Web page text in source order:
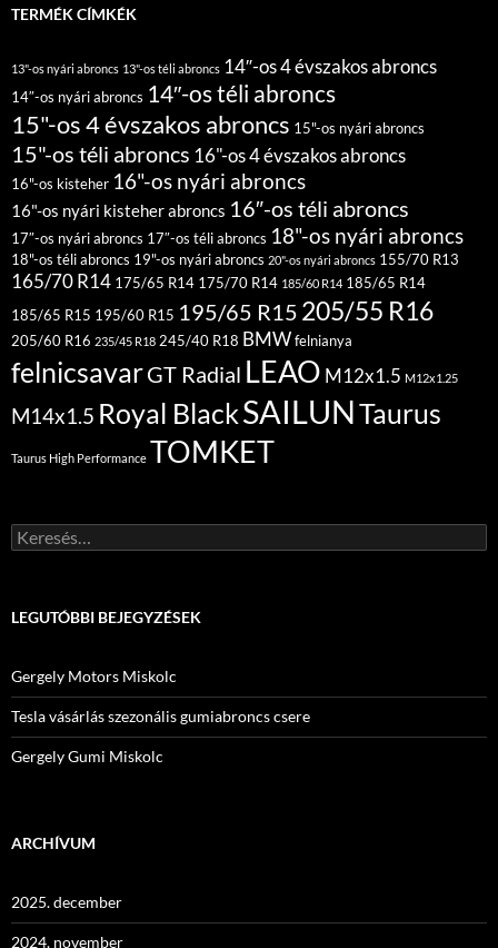
TERMÉK CÍMKÉK
13"-os nyári abroncs 13"-os téli abroncs 14″-os 4 évszakos abroncs
14″-os nyári abroncs 14″-os téli abroncs
15"-os 4 évszakos abroncs 15"-os nyári abroncs
15"-os téli abroncs 16"-os 4 évszakos abroncs
16"-os kisteher 16"-os nyári abroncs
16"-os nyári kisteher abroncs 16″-os téli abroncs
17″-os nyári abroncs 17″-os téli abroncs 18"-os nyári abroncs
18"-os téli abroncs 19"-os nyári abroncs 20"-os nyári abroncs 155/70 R13
165/70 R14 175/65 R14 175/70 R14 185/60 R14 185/65 R14
185/65 R15 195/60 R15 195/65 R15 205/55 R16
205/60 R16 235/45 R18 245/40 R18 BMWfelnianya
felnicsavarGT Radial LEAO M12x1.5 M12x1.25
M14x1.5 Royal BlackSAILUNTaurus
Taurus High Performance TOMKET
Keresés:
LEGUTÓBBI BEJEGYZÉSEK
Gergely Motors Miskolc
Tesla vásárlás szezonális gumiabroncs csere
Gergely Gumi Miskolc
ARCHÍVUM
2025. december
2024. november